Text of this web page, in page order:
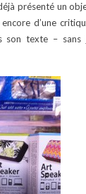
présenté un
d’une
son texte –